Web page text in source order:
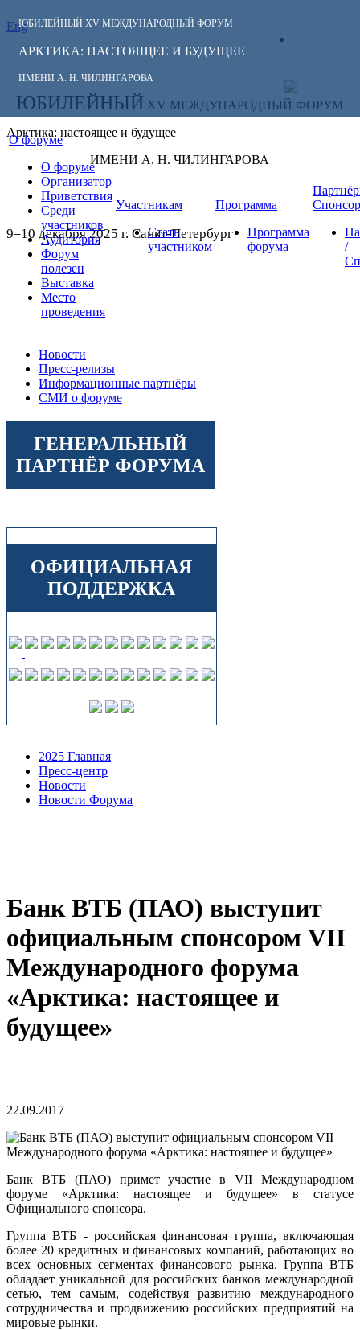
ЮБИЛЕЙНЫЙ XV МЕЖДУНАРОДНЫЙ ФОРУМ
АРКТИКА: НАСТОЯЩЕЕ И БУДУЩЕЕ
ИМЕНИ А. Н. ЧИЛИНГАРОВА
Eng
СЛЕДИТЕ ЗА
НОВОСТЯМИ
ФОРУМА:
ЮБИЛЕЙНЫЙ XV МЕЖДУНАРОДНЫЙ ФОРУМ
Арктика: настоящее и будущее
ИМЕНИ А. Н. ЧИЛИНГАРОВА
9–10 декабря 2025 г. Санкт-Петербург
О форуме
О форуме
Организатор
Приветствия
Среди
участников
Аудитория
Форум
полезен
Выставка
Место
проведения
Участникам
Стать
участником
Программа
Программа
форума
/
Новости
Пресс-релизы
Информационные партнёры
СМИ о форуме
ГЕНЕРАЛЬНЫЙ
ПАРТНЁР ФОРУМА
ОФИЦИАЛЬНАЯ
ПОДДЕРЖКА
2025 Главная
Пресс-центр
Новости
Новости Форума
Банк ВТБ (ПАО) выступит
официальным спонсором VII
Международного форума
«Арктика: настоящее и
будущее»
22.09.2017
Банк ВТБ (ПАО) примет участие в VII Международном
форуме «Арктика: настоящее и будущее» в статусе
Официального спонсора.
Группа ВТБ - российская финансовая группа, включающая
более 20 кредитных и финансовых компаний, работающих во
всех основных сегментах финансового рынка. Группа ВТБ
обладает уникальной для российских банков международной
сетью, тем самым, содействуя развитию международного
сотрудничества и продвижению российских предприятий на
мировые рынки.